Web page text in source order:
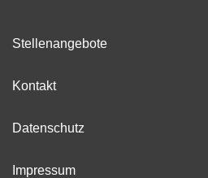
Stellenangebote
Kontakt
Datenschutz
Impressum